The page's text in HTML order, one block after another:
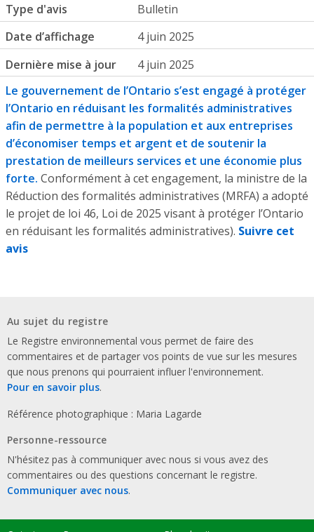
Type d'avis
Bulletin
Date d’affichage
4 juin 2025
Dernière mise à jour
4 juin 2025
Le gouvernement de l’Ontario s’est engagé à protéger
l’Ontario en réduisant les formalités administratives
afin de permettre à la population et aux entreprises
d’économiser temps et argent et de soutenir la
prestation de meilleurs services et une économie plus
forte. Conformément à cet engagement, la ministre de la
Réduction des formalités administratives (MRFA) a adopté
le projet de loi 46, Loi de 2025 visant à protéger l’Ontario
en réduisant les formalités administratives). Suivre cet
avis
Au sujet du registre
Le Registre environnemental vous permet de faire des
commentaires et de partager vos points de vue sur les mesures
que nous prenons qui pourraient influer l'environnement.
Pour en savoir plus.
Référence photographique : Maria Lagarde
Personne-ressource
N'hésitez pas à communiquer avec nous si vous avez des
commentaires ou des questions concernant le registre.
Communiquer avec nous.